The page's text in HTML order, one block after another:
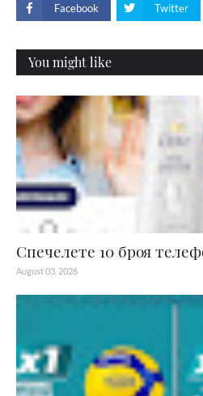
Facebook Twitter
You might like
Спечелете 10 броя
August 03, 2026